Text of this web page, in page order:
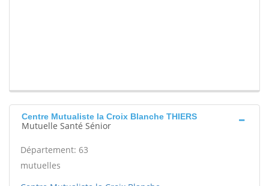
Centre Mutualiste la Croix Blanche THIERS
Mutuelle Santé Sénior
Département: 63
mutuelles